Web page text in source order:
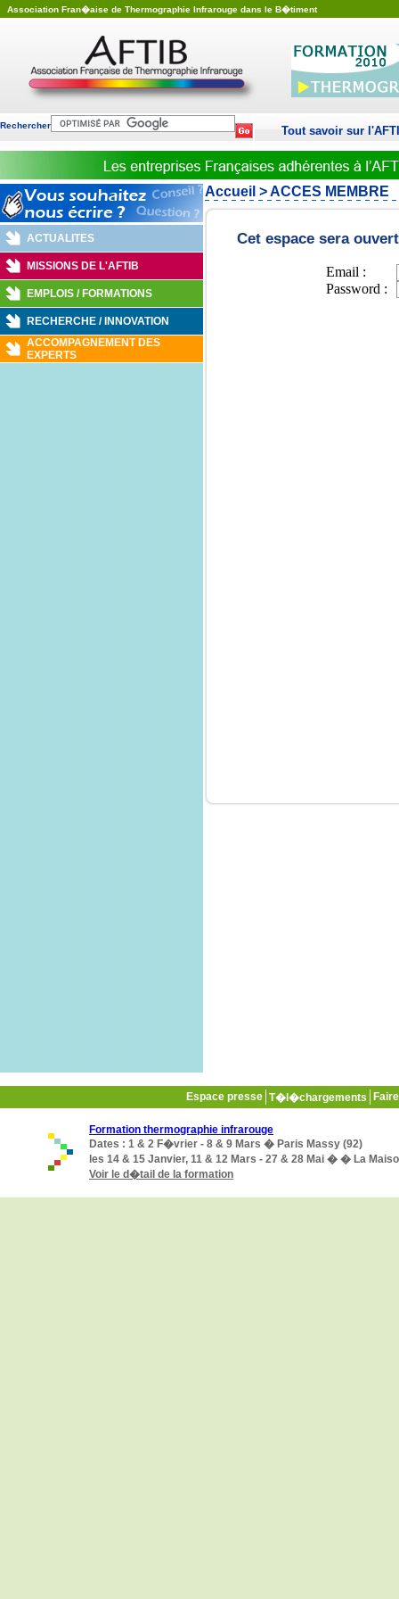
Association Fran�aise de Thermographie Infrarouge dans le B�timent
Rechercher Tout savoir sur
ACTUALITES
MISSIONS DE L'AFTIB
EMPLOIS / FORMATIONS
RECHERCHE / INNOVATION
ACCOMPAGNEMENT DES
EXPERTS
Accueil > ACCES MEMBRE
Cet espace sera
Email :
Password :
Espace presse T�l�chargements
Formation thermographie infrarouge
Dates : 1 & 2 F�vrier - 8 & 9 Mars � Paris Massy (92)
les 14 & 15 Janvier, 11 & 12 Mars - 27 & 28 Mai � � La
Voir le d�tail de la formation